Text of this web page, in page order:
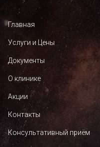
Главная
Услуги и Цены
Документы
О клинике
Акции
Контакты
Консультативный приём